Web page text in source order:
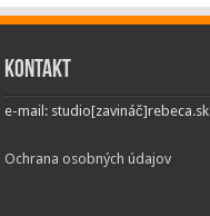
Kontakt
e-mail: studio[zavináč]rebeca.sk
Ochrana osobných údajov